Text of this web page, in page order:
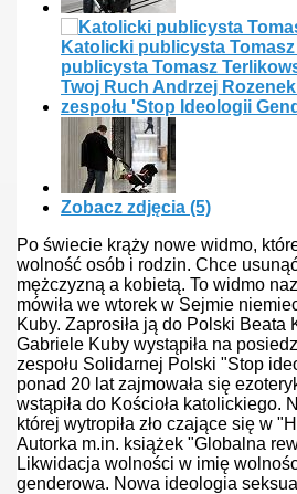
Zobacz zdjęcia (5)
Po świecie krąży nowe widmo,
wolność osób i rodzin. Chce
mężczyzną a kobietą. To widmo
mówiła we wtorek w Sejmie
Kuby. Zaprosiła ją do Polski Beata
Gabriele Kuby wystąpiła na
zespołu Solidarnej Polski "Stop
ponad 20 lat zajmowała się
wstąpiła do Kościoła katolickiego.
której wytropiła zło czające się w
Autorka m.in. książek "Globalna
Likwidacja wolności w imię
genderowa. Nowa ideologia